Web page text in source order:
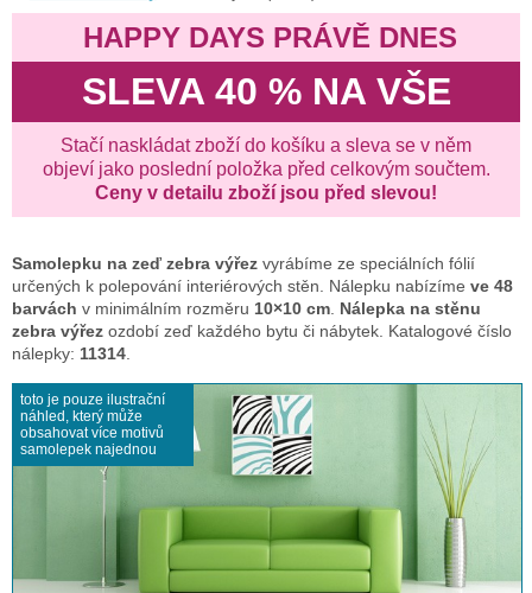
HAPPY DAYS PRÁVĚ DNES
SLEVA 40 % NA VŠE
Stačí naskládat zboží do košíku a sleva se v něm
objeví jako poslední položka před celkovým součtem.
Ceny v detailu zboží jsou před slevou!
Samolepku na zeď zebra výřez vyrábíme ze speciálních fólií
určených k polepování interiérových stěn. Nálepku nabízíme ve 48
barvách v minimálním rozměru 10×10 cm Nálepka na stěnu
zebra výřez ozdobí zeď každého bytu či nábytek. Katalogové číslo
nálepky: 11314
toto je pouze ilustrační
náhled, který může
obsahovat více motivů
samolepek najednou